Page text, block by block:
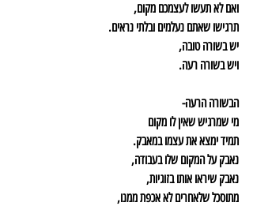
ואם לא תעשו לעצמכם מקום,
תרגישו שאתם נעלמים ובלתי נראים.
יש בשורה טובה,
ויש בשורה רעה.
הבשורה הרעה-
מי שמרגיש שאין לו מקום
תמיד ימצא את עצמו במאבק.
נאבק על המקום שלו בעבודה,
נאבק שיראו אותו בזוגיות,
מתוסכל שלאחרים לא אכפת ממנו,